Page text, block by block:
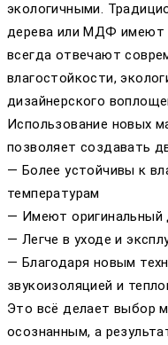
экологичными.
дерева или МДФ имеют
всегда отвечают
влагостойкости,
дизайнерского
Использование новых
позволяет создавать
— Более устойчивы к
температурам
— Имеют оригинальный
— Легче в уходе и
— Благодаря новым
звукоизоляцией и
Это всё делает выбор
осознанным, а